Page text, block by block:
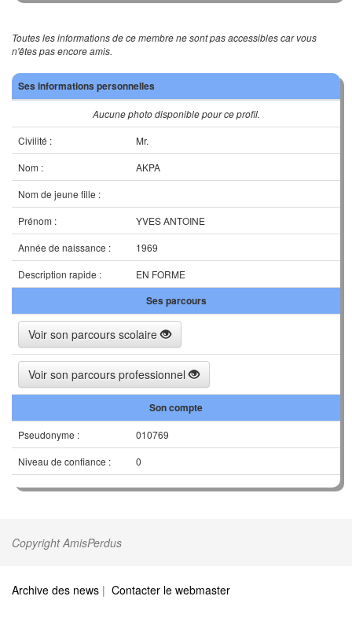
Toutes les informations de ce membre ne sont pas accessibles car vous
n'êtes pas encore amis.
Ses informations personnelles
Aucune photo disponible pour ce profil.
Civilité :
Mr.
Nom :
AKPA
Nom de jeune fille :
Prénom :
YVES ANTOINE
Année de naissance :
1969
Description rapide :
EN FORME
Ses parcours
Voir son parcours scolaire
Voir son parcours professionnel
Son compte
Pseudonyme :
010769
Niveau de confiance :
0
Copyright AmisPerdus
Archive des news | Contacter le webmaster